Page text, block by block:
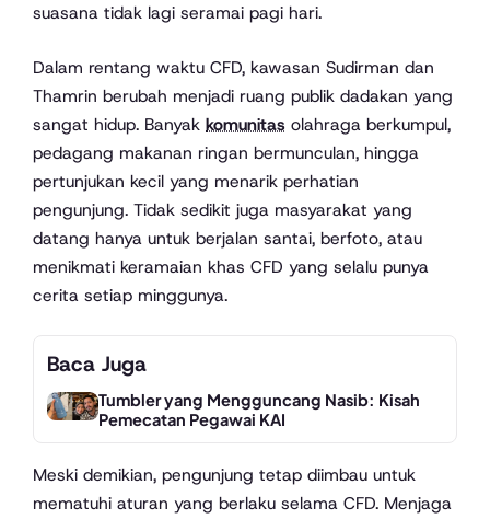
suasana tidak lagi seramai pagi hari.
Dalam rentang waktu CFD, kawasan Sudirman dan
Thamrin berubah menjadi ruang publik dadakan yang
sangat hidup. Banyak komunitas olahraga berkumpul,
pedagang makanan ringan bermunculan, hingga
pertunjukan kecil yang menarik perhatian
pengunjung. Tidak sedikit juga masyarakat yang
datang hanya untuk berjalan santai, berfoto, atau
menikmati keramaian khas CFD yang selalu punya
cerita setiap minggunya.
Baca Juga
Tumbler yang Mengguncang Nasib: Kisah
Pemecatan Pegawai KAI
Meski demikian, pengunjung tetap diimbau untuk
mematuhi aturan yang berlaku selama CFD. Menjaga